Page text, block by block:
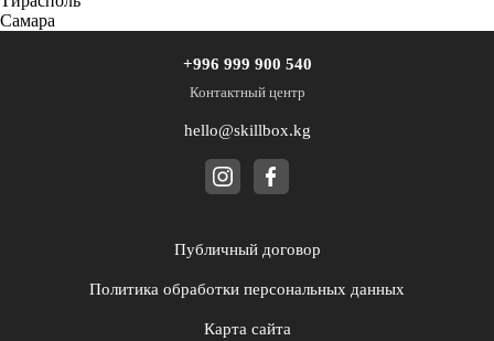
Самара
+996 999 900 540
Контактный центр
hello@skillbox.kg
Публичный договор
Политика обработки персональных данных
Карта сайта